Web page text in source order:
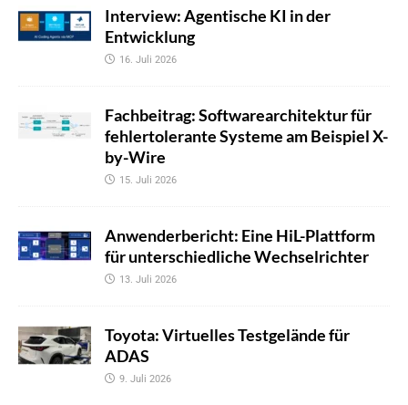
Interview: Agentische KI in der
Entwicklung
16. Juli 2026
Fachbeitrag: Softwarearchitektur für
fehlertolerante Systeme am Beispiel X-
by-Wire
15. Juli 2026
Anwenderbericht: Eine HiL-Plattform
für unterschiedliche Wechselrichter
13. Juli 2026
Toyota: Virtuelles Testgelände für
ADAS
9. Juli 2026